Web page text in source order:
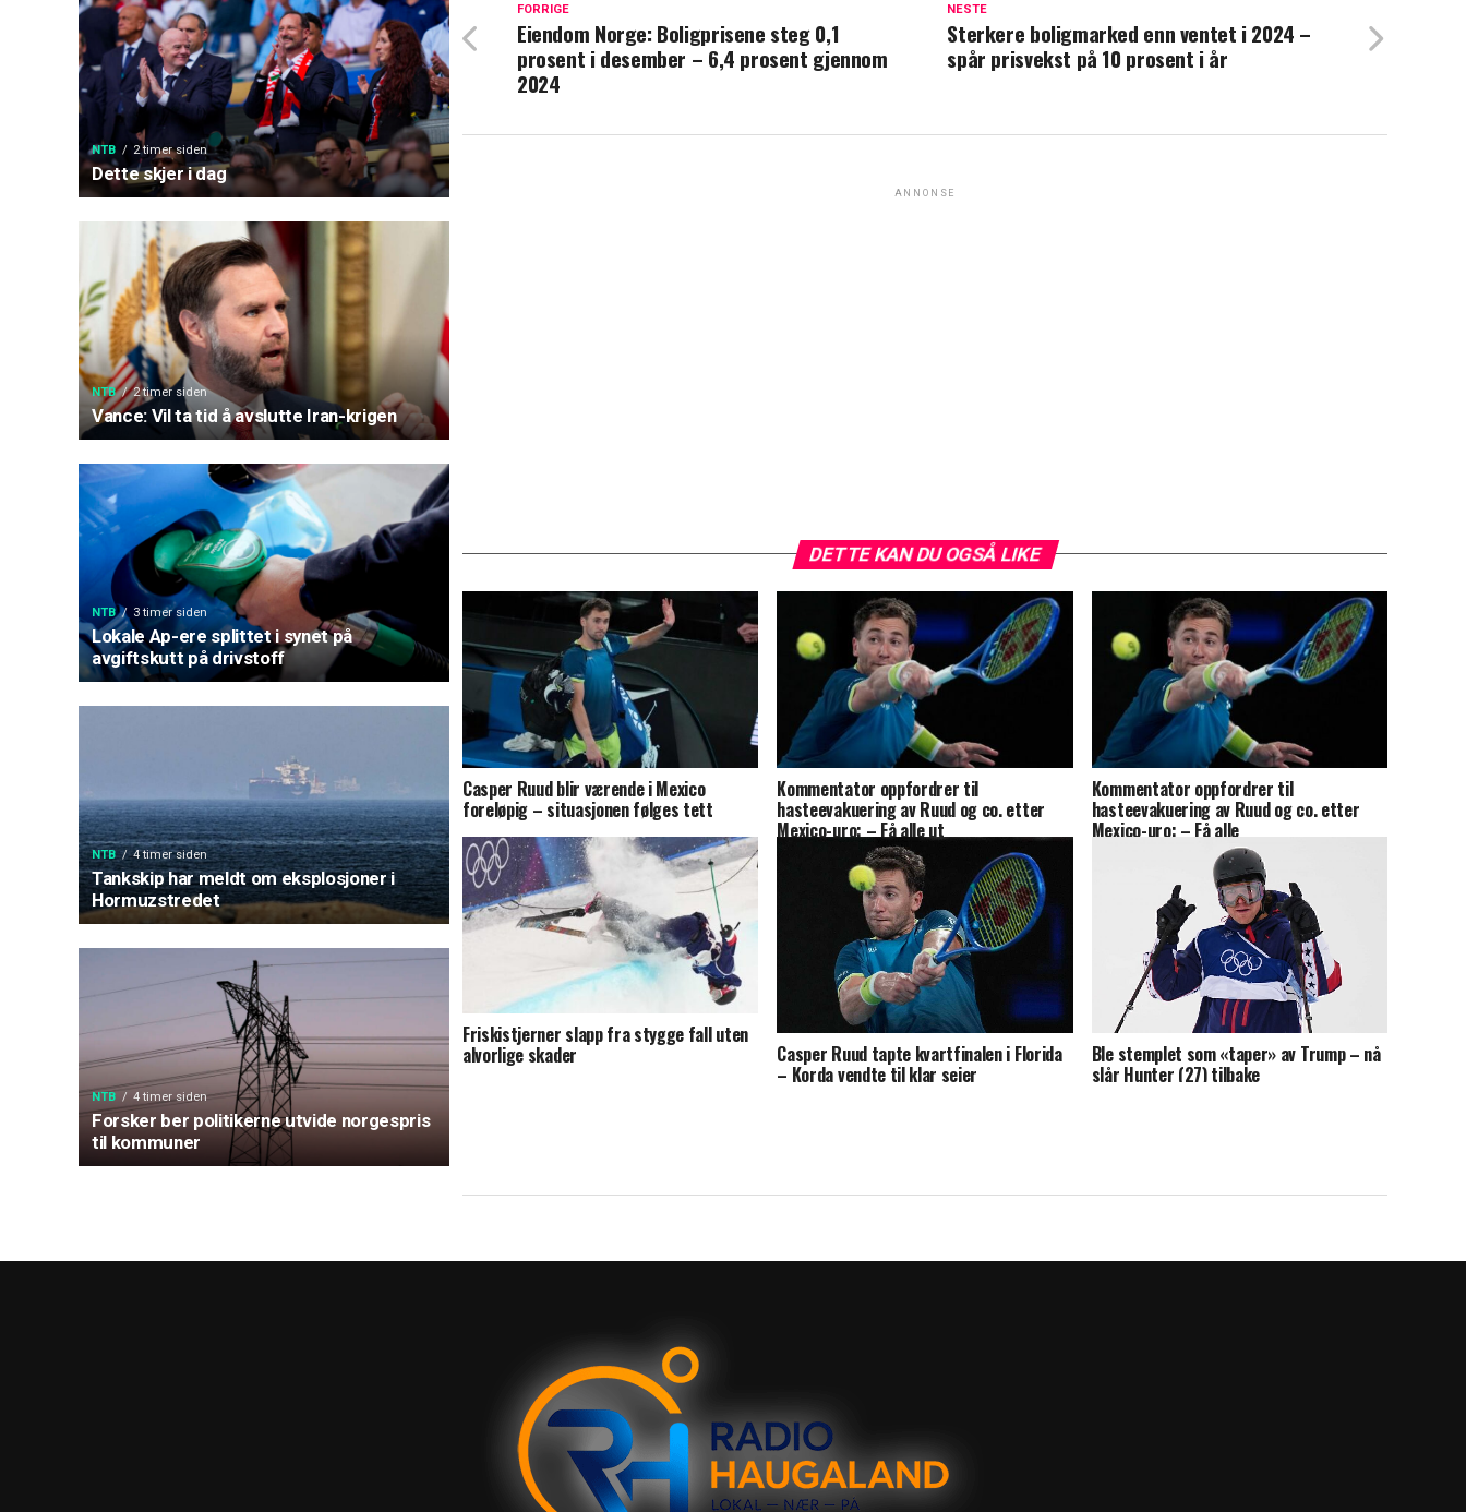
NTB 2 timer siden
Dette skjer i dag
NTB 2 timer siden
Vance: Vil ta tid å avslutte Iran-krigen
NTB 3 timer siden
Lokale Ap-ere splittet i synet på
avgiftskutt på drivstoff
NTB 4 timer siden
Tankskip har meldt om eksplosjoner i
Hormuzstredet
NTB 4 timer siden
Forsker ber politikerne utvide norgespris
til kommuner
NESTE
Sterkere boligmarked enn ventet i 2024 –
spår prisvekst på 10 prosent i år
FORRIGE
Eiendom Norge: Boligprisene steg 0,1
prosent i desember – 6,4 prosent gjennom
2024
ANNONSE
DETTE KAN DU OGSÅ LIKE
Casper Ruud blir værende i Mexico
foreløpig – situasjonen følges tett
Kommentator oppfordrer til
hasteevakuering av Ruud og co. etter
Mexico-uro: – Få alle ut
Kommentator oppfordrer til
hasteevakuering av Ruud og co. etter
Mexico-uro: – Få alle
Friskistjerner slapp fra stygge fall uten
alvorlige skader Casper Ruud tapte kvartfinalen i Florida
– Korda vendte til klar seier
Ble stemplet som «taper» av Trump – nå
slår Hunter (27) tilbake